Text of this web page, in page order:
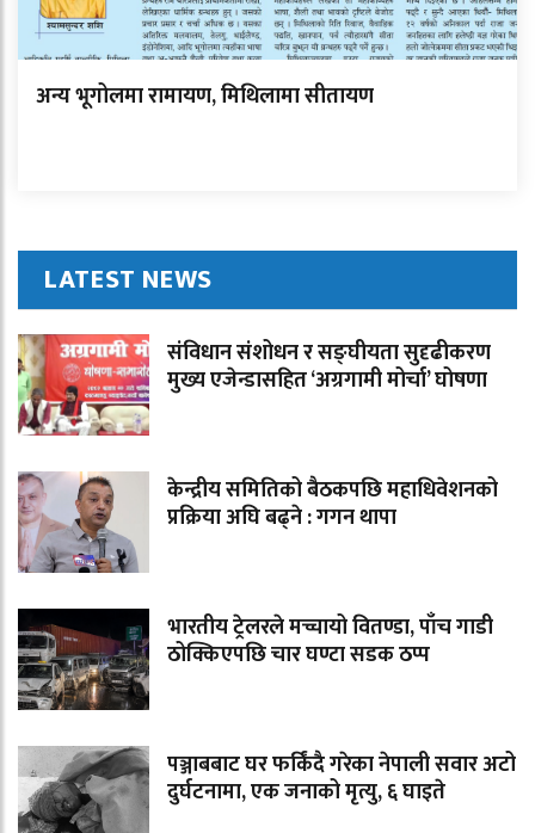
अन्य भूगोलमा रामायण, मिथिलामा सीतायण
LATEST NEWS
संविधान संशोधन र सङ्घीयता सुदृढीकरण
मुख्य एजेन्डासहित ‘अग्रगामी मोर्चा’ घोषणा
केन्द्रीय समितिको बैठकपछि महाधिवेशनको
प्रक्रिया अघि बढ्ने : गगन थापा
भारतीय ट्रेलरले मच्चायो वितण्डा, पाँच गाडी
ठोक्किएपछि चार घण्टा सडक ठप्प
पञ्जाबबाट घर फर्किंदै गरेका नेपाली सवार अटो
दुर्घटनामा, एक जनाको मृत्यु, ६ घाइते